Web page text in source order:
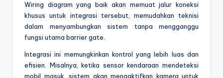
Wiring diagram yang baik akan memuat jalur koneksi
khusus untuk integrasi tersebut, memudahkan teknisi
dalam menyambungkan sistem tanpa mengganggu
fungsi utama barrier gate.
Integrasi ini memungkinkan kontrol yang lebih luas dan
efisien. Misalnya, ketika sensor kendaraan mendeteksi
mobil masuk, sistem akan mengaktifkan kamera untuk